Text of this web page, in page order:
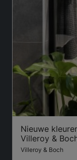
Nieuwe
Villeroy &
Villeroy & Boch